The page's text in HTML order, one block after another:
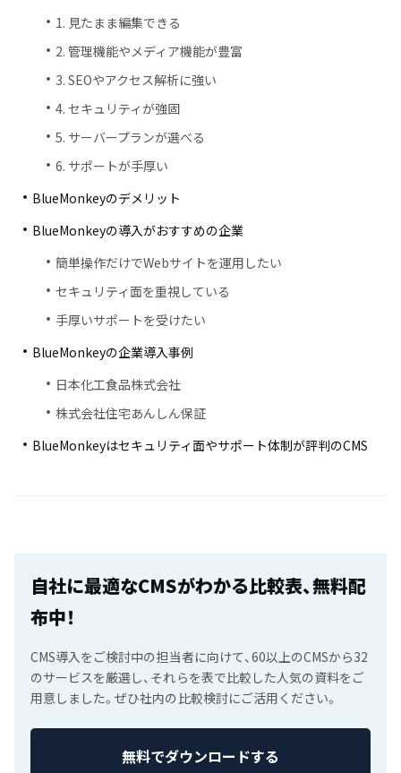
1. 見たまま編集できる
2. 管理機能やメディア機能が豊富
3. SEOやアクセス解析に強い
4. セキュリティが強固
5. サーバープランが選べる
6. サポートが手厚い
BlueMonkeyのデメリット
BlueMonkeyの導入がおすすめの企業
簡単操作だけでWebサイトを運用したい
セキュリティ面を重視している
手厚いサポートを受けたい
BlueMonkeyの企業導入事例
日本化工食品株式会社
株式会社住宅あんしん保証
BlueMonkeyはセキュリティ面やサポート体制が評判のCMS
自社に最適なCMSがわかる比較表、無料配
布中！
CMS導入をご検討中の担当者に向けて、60以上のCMSから32
のサービスを厳選し、それらを表で比較した人気の資料をご
用意しました。ぜひ社内の比較検討にご活用ください。
無料でダウンロードする